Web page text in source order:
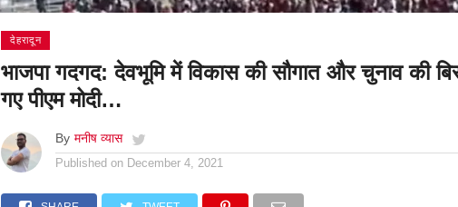
देहरादून
भाजपा गदगद: देवभूमि में विकास की सौगात और चुनाव की
गए पीएम मोदी…
By मनीष व्यास
Published on December 4, 2021